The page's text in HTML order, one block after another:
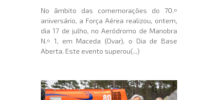
No âmbito das comemorações do 70.º
aniversário, a Força Aérea realizou, ontem,
dia 17 de julho, no Aeródromo de Manobra
N.º 1, em Maceda (Ovar), o Dia de Base
Aberta. Este evento superou(...)